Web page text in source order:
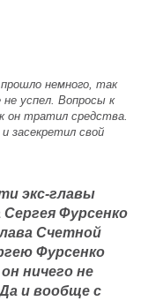
немного, так
успел. Вопросы к
он тратил средства.
засекретил свой
экс-главы
Фурсенко
Счетной
Фурсенко
ничего не
и вообще с